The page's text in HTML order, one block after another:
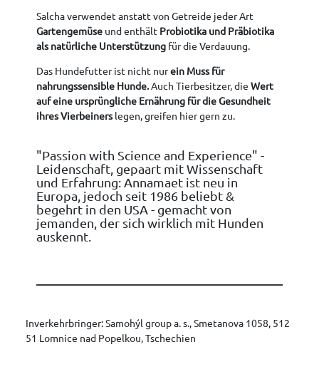
Salcha verwendet anstatt von Getreide jeder Art
Gartengemüse und enthält Probiotika und Präbiotika
als natürliche Unterstützung für die Verdauung.
Das Hundefutter ist nicht nurein Muss für
nahrungssensible Hunde.Auch Tierbesitzer, die Wert
auf eine ursprüngliche Ernährung für die Gesundheit
ihres Vierbeinerslegen, greifen hier gern zu.
"Passion with Science and Experience" -
Leidenschaft, gepaart mit Wissenschaft
und Erfahrung: Annamaet ist neu in
Europa, jedoch seit 1986 beliebt &
begehrt in den USA - gemacht von
jemanden, der sich wirklich mit Hunden
auskennt.
Inverkehrbringer: Samohýl group a. s., Smetanova 1058, 512
51 Lomnice nad Popelkou, Tschechien